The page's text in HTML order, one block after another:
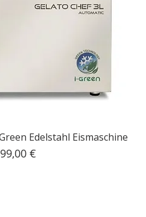
Edelstahl Eismaschine
€